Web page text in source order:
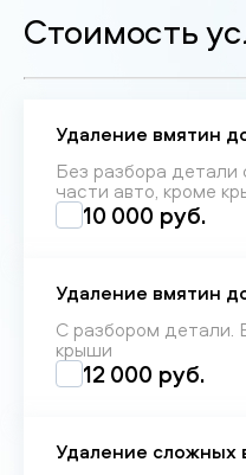
Стоимость
Удаление вмятин
Без разбора
части авто, кроме
10 000 руб.
Удаление вмятин
С разбором детали.
крыши
12 000 руб.
Удаление сложных